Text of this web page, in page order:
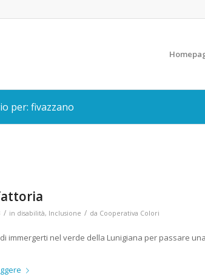
per: fivazzano
/ in disabilità, Inclusione / da Cooperativa Colori
immergerti nel verde della Lunigiana per passare